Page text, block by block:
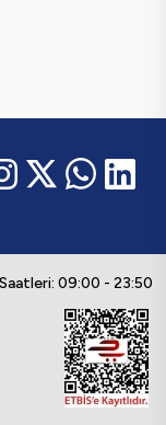
Saatleri: 09:00 - 23:50